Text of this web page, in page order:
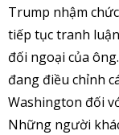
Trump nhậm
tiếp tục tranh
đối ngoại của
đang điều chỉnh
Washington đối
Những người